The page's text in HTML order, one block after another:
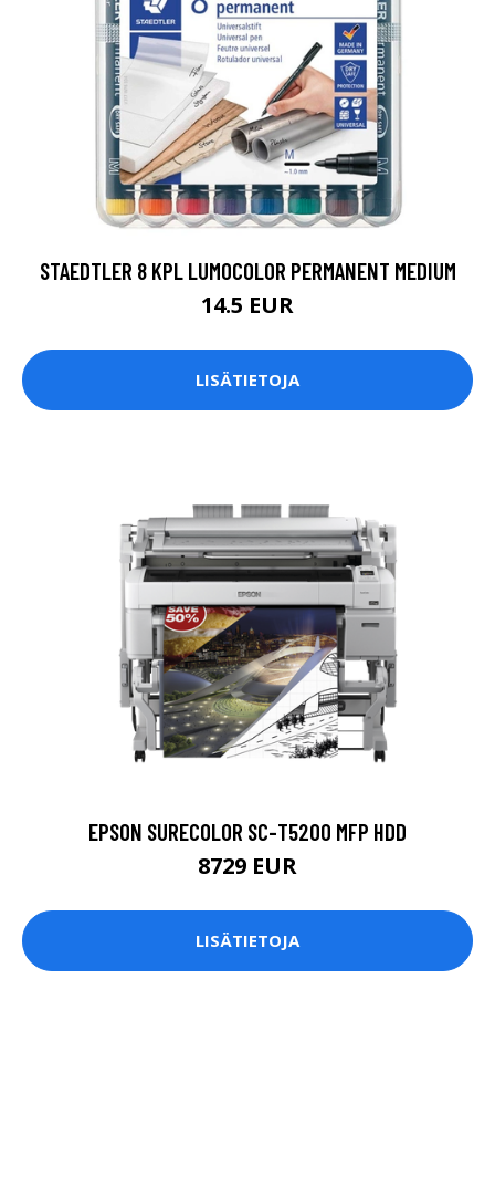
STAEDTLER 8 KPL LUMOCOLOR PERMANENT MEDIUM
14.5 EUR
LISÄTIETOJA
EPSON SURECOLOR SC-T5200 MFP HDD
8729 EUR
LISÄTIETOJA